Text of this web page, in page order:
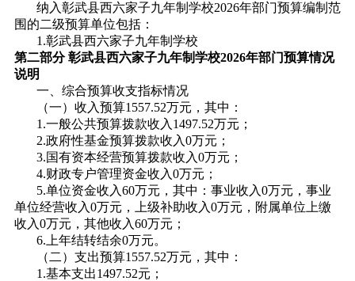
纳入彰武县西六家子九年制学校2026年部门预算编制范
围的二级预算单位包括：
1.彰武县西六家子九年制学校
第二部分 彰武县西六家子九年制学校2026年部门预算情况
说明
一、综合预算收支指标情况
（一）收入预算1557.52万元，其中：
1.一般公共预算拨款收入1497.52万元；
2.政府性基金预算拨款收入0万元；
3.国有资本经营预算拨款收入0万元；
4.财政专户管理资金收入0万元；
5.单位资金收入60万元，其中：事业收入0万元，事业
单位经营收入0万元，上级补助收入0万元，附属单位上缴
收入0万元，其他收入60万元；
6.上年结转结余0万元。
（二）支出预算1557.52万元，其中：
1.基本支出1497.52元；